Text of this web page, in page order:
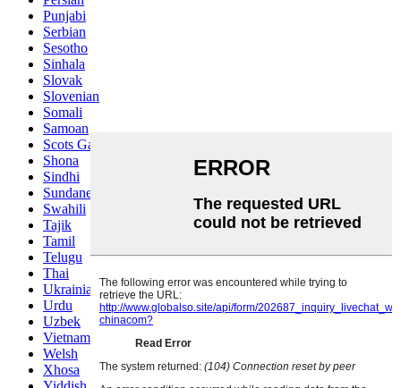
Punjabi
Serbian
Sesotho
Sinhala
Slovak
Slovenian
Somali
Samoan
Scots Gaelic
Shona
Sindhi
Sundanese
Swahili
Tajik
Tamil
Telugu
Thai
Ukrainian
Urdu
Uzbek
Vietnamese
Welsh
Xhosa